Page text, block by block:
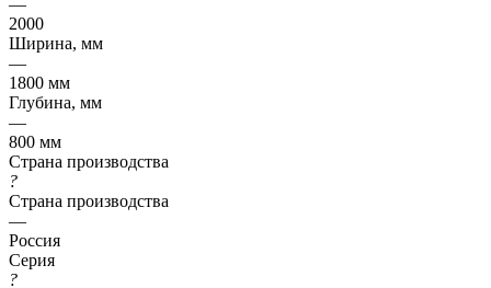
2000
Ширина, мм
—
1800 мм
Глубина, мм
—
800 мм
Страна производства
?
Страна производства
—
Россия
Серия
?